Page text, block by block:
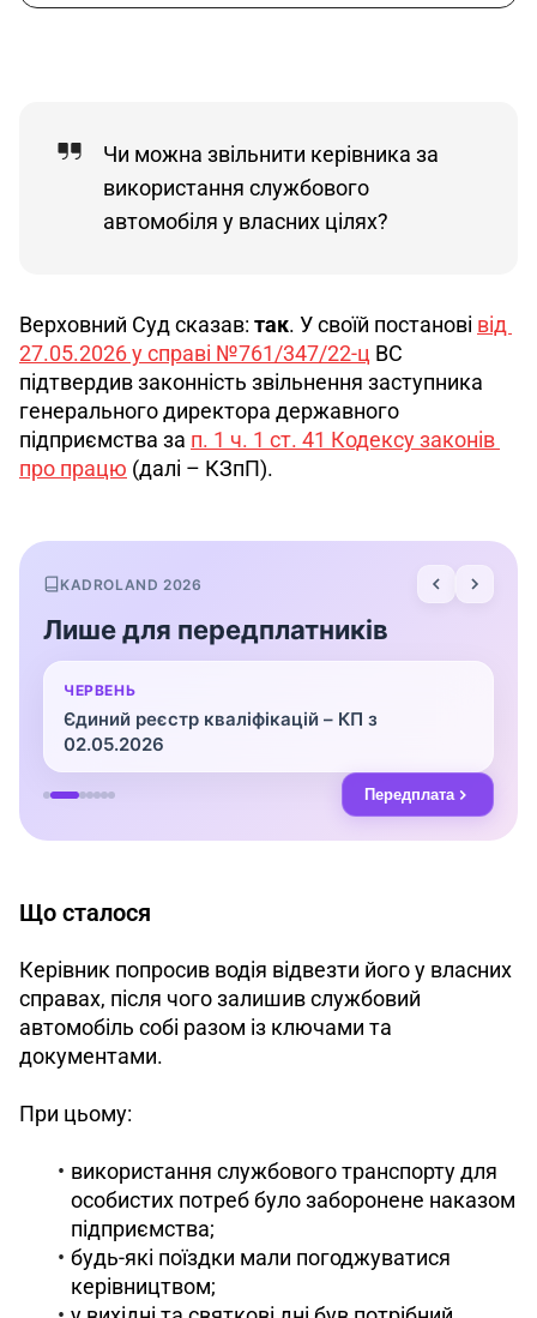
Чи можна звільнити керівника за
використання службового
автомобіля у власних цілях?
Верховний Суд сказав: так. У своїй постанові від
27.05.2026 у справі №761/347/22-ц ВС
підтвердив законність звільнення заступника
генерального директора державного
підприємства за п. 1 ч. 1 ст. 41 Кодексу законів
про працю (далі – КЗпП).
Що сталося
Керівник попросив водія відвезти його у власних
справах, після чого залишив службовий
автомобіль собі разом із ключами та
документами.
При цьому:
використання службового транспорту для
особистих потреб було заборонене наказом
підприємства;
будь-які поїздки мали погоджуватися
керівництвом;